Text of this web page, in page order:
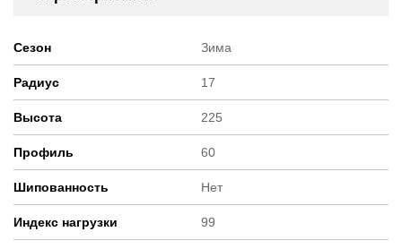
Сезон Зима
Радиус 17
Высота 225
Профиль 60
Шипованность Нет
Индекс нагрузки 99